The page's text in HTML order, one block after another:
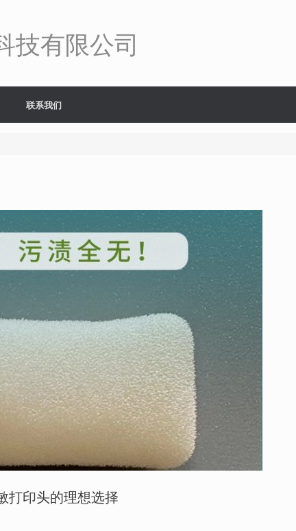
技有限公司
联系我们
打印头的理想选择